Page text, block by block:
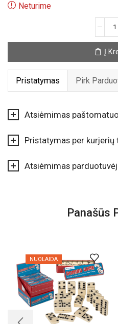
Neturime
satino
Į
Pristatymas Pirk
Atsiėmimas
Pristatymas per kurjerių
Atsiėmimas
Panašūs
NUOLAIDA